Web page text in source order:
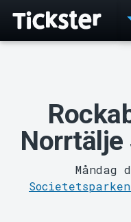
Norrtälje
Måndag